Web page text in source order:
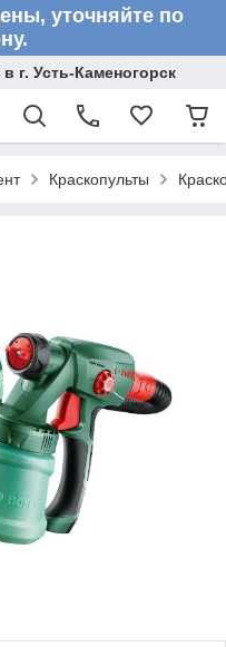
уточняйте по
г. Усть-Каменогорск
Краскопульты